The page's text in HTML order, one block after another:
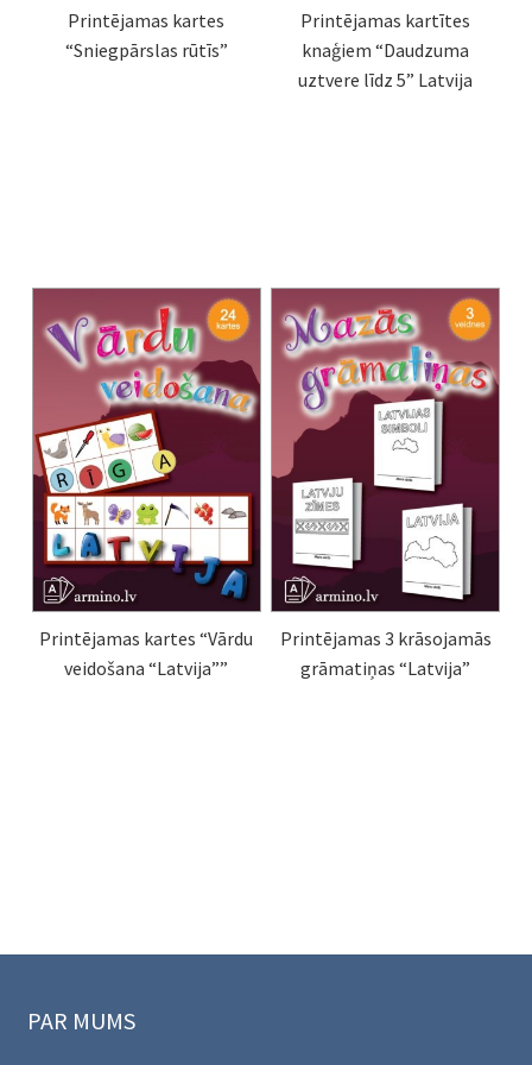
Printējamas kartes
“Sniegpārslas rūtīs”
Printējamas kartītes
knaģiem “Daudzuma
uztvere līdz 5” Latvija
Printējamas kartes “Vārdu
veidošana “Latvija””
Printējamas 3 krāsojamās
grāmatiņas “Latvija”
PAR MUMS